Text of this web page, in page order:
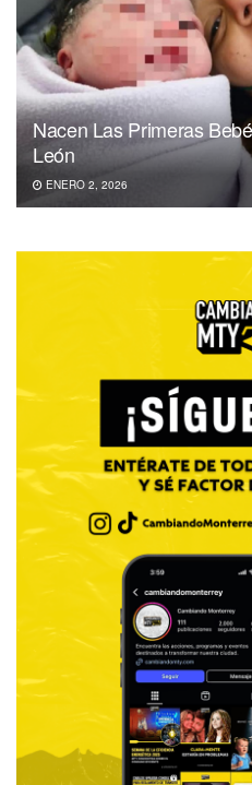
Nacen Las Primeras
León
ENERO 2, 2026